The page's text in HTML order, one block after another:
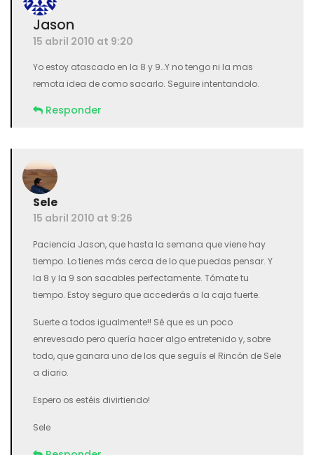
Jason
15 abril 2010 at 9:20
Yo estoy atascado en la 8 y 9…Y no tengo ni la mas
remota idea de como sacarlo. Seguire intentandolo.
Responder
Sele
15 abril 2010 at 9:26
Paciencia Jason, que hasta la semana que viene hay
tiempo. Lo tienes más cerca de lo que puedas pensar. Y
la 8 y la 9 son sacables perfectamente. Tómate tu
tiempo. Estoy seguro que accederás a la caja fuerte.
Suerte a todos igualmente!! Sé que es un poco
enrevesado pero quería hacer algo entretenido y, sobre
todo, que ganara uno de los que seguís el Rincón de Sele
a diario.
Espero os estéis divirtiendo!
Sele